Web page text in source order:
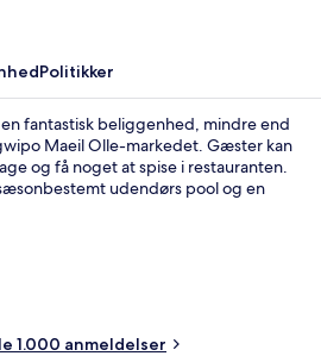
Politikker
fantastisk beliggenhed, mindre end
Maeil Olle-markedet. Gæster kan
og få noget at spise i restauranten.
udendørs pool og en
1.000 anmeldelser